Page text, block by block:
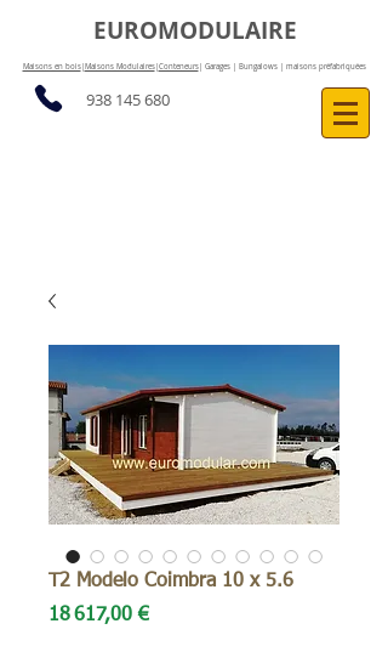
EUROMODULAIRE
Maisons en bois| Maisons Modulaires| Conteneurs| Garages | Bungalows | maisons préfabriquées
938 145 680
T2 Modelo Coimbra 10 x 5.6
18 617,00 €Prix